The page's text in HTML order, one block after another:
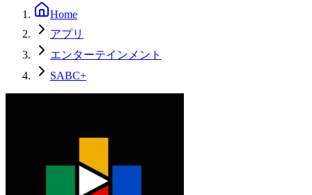
Home
アプリ
エンターテインメント
SABC+